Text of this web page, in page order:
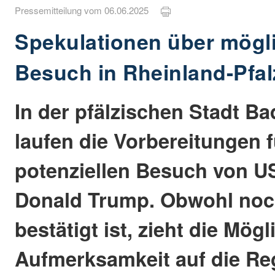
Pressemitteilung vom 06.06.2025
Spekulationen über
Besuch in Rheinland-
In der pfälzischen Stadt
laufen die Vorbereitungen
potenziellen Besuch von
Donald Trump. Obwohl
bestätigt ist, zieht die
Aufmerksamkeit auf die